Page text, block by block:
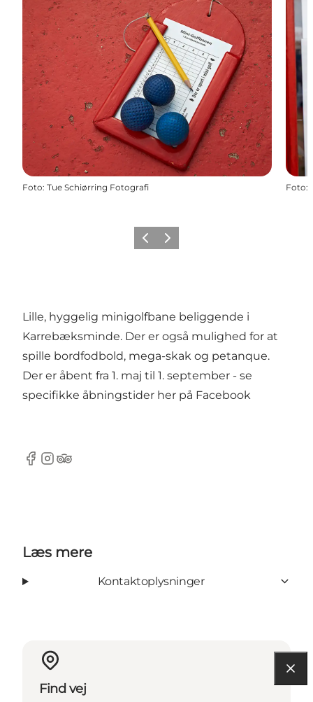
Foto: Tue Schiørring Fotografi Foto:
ForrigeNæste
Lille, hyggelig minigolfbane beliggende i
Karrebæksminde. Der er også mulighed for at
spille bordfodbold, mega-skak og petanque.
Der er åbent fra 1. maj til 1. september - se
specifikke åbningstider her på Facebook
Facebook
Instagram
TripAdvisor
Læs mere
Kontaktoplysninger
Find vej